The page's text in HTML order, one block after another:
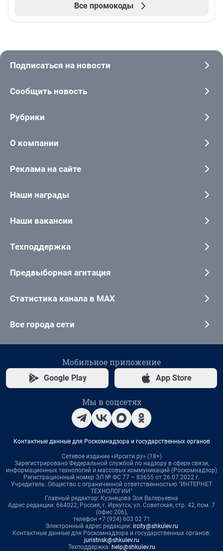
Все промокоды
Подписаться на новости
Сообщить новость
Рубрики
О компании
Реклама на сайте
Наши награды
Наши вакансии
Техподдержка
Предвыборная агитация
Статистика канала в MAX
Все города сети
Мобильное приложение
Google Play App Store
Мы в соцсетях
Контактные данные для Роскомнадзора и государственных органов
Сетевое издание «Ирсити.ру» (18+)
Зарегистрировано Федеральной службой по надзору в сфере связи,
информационных технологий и массовых коммуникаций (Роскомнадзор)
Регистрационный номер ЭЛ № ФС 77 – 83655 от 26.07.2022 г.
Учредитель: Общество с ограниченной ответственностью "ИНТЕРНЕТ
ТЕХНОЛОГИИ"
Главный редактор: Кузнецова Зоя Валерьевна
Адрес редакции: 664022, Россия, г. Иркутск, ул. Советская, стр. 42, пом. 7
(офис 206),
телефон +7 (924) 603 02 71
Электронный адрес редакции: ircity@shkulev.ru
Контактные данные для Роскомнадзора и государственных органов:
juristnsk@shkulev.ru
Техподдержка: help@shkulev.ru